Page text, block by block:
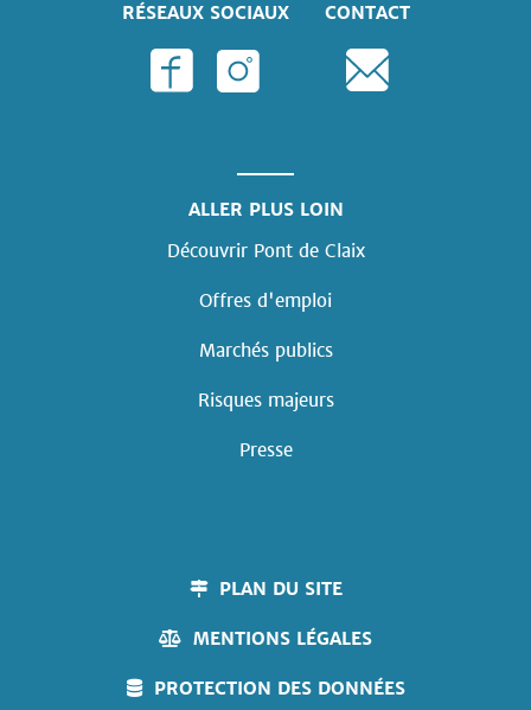
RÉSEAUX SOCIAUX CONTACT
ALLER PLUS LOIN
Découvrir Pont de Claix
Offres d'emploi
Marchés publics
Risques majeurs
Presse
PLAN DU SITE
MENTIONS LÉGALES
PROTECTION DES DONNÉES